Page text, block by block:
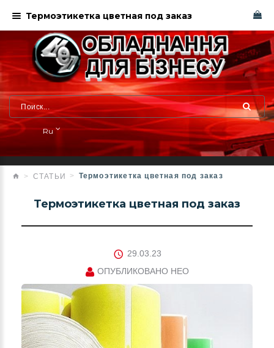
Ru
СТАТЬИ Термоэтикетка цветная под заказ
Термоэтикетка цветная под заказ
29.03.23
ОПУБЛИКОВАНО НЕО
Термоэтикетка цветная под заказ